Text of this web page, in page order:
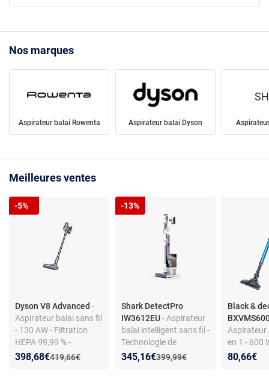
Nos marques
Aspirateur balai Rowenta Aspirateur balai Dyson
Meilleures ventes
Dyson V8 Advanced -
Aspirateur balai sans fil
- 130 AW - Filtration
HEPA 99,99 % -
Autonomie jusqu’à 40
Ancien prix :
419,66€
Nouveau prix :
398,68€
Réduction de :
-5%
Shark DetectPro
IW3612EU- Aspirateur
balai intelligent sans fil -
Technologie de
détection avancée -
Ancien prix :
399,99€
Nouveau prix :
345,16€
Réduction de :
-13%
Black &
Aspirateur
en 1 - 600
HEPA -
80,66€